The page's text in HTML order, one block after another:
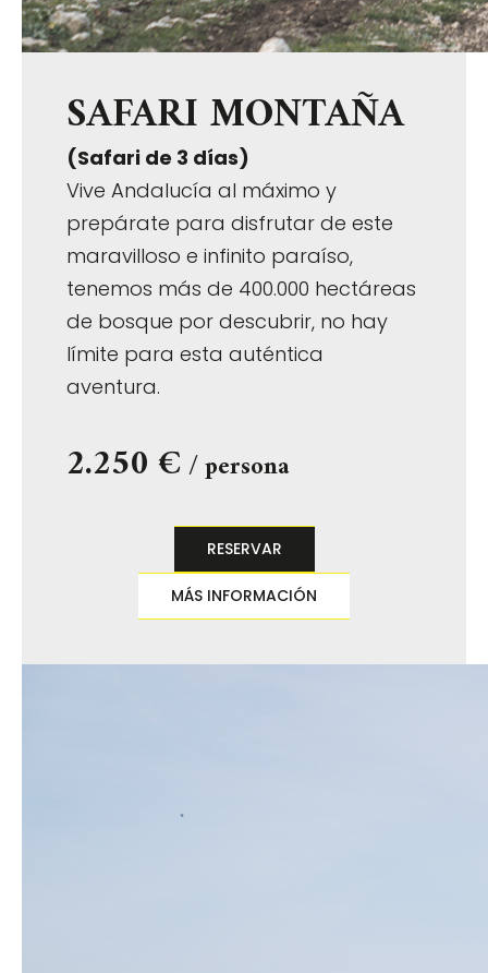
SAFARI MONTAÑA
(Safari de 3 días)
Vive Andalucía al máximo y
prepárate para disfrutar de este
maravilloso e infinito paraíso,
tenemos más de 400.000 hectáreas
de bosque por descubrir, no hay
límite para esta auténtica
aventura.
2.250 €/ persona
RESERVAR
MÁS INFORMACIÓN